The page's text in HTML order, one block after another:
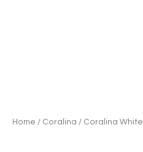
Home / Coralina / Coralina White